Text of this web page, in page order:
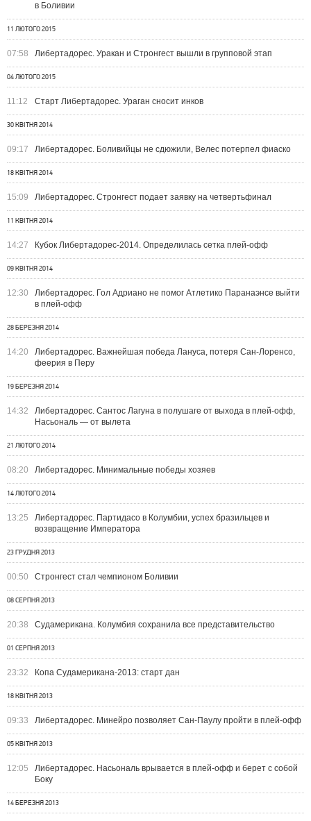
в Боливии
11 ЛЮТОГО 2015
07:58 Либертадорес. Уракан и Стронгест вышли в групповой этап
04 ЛЮТОГО 2015
11:12 Старт Либертадорес. Ураган сносит инков
30 КВІТНЯ 2014
09:17 Либертадорес. Боливийцы не сдюжили, Велес потерпел фиаско
18 КВІТНЯ 2014
15:09 Либертадорес. Стронгест подает заявку на четвертьфинал
11 КВІТНЯ 2014
14:27 Кубок Либертадорес-2014. Определилась сетка плей-офф
09 КВІТНЯ 2014
12:30
Либертадорес. Гол Адриано не помог Атлетико Паранаэнсе выйти
в плей-офф
28 БЕРЕЗНЯ 2014
14:20
Либертадорес. Важнейшая победа Лануса, потеря Сан-Лоренсо,
феерия в Перу
19 БЕРЕЗНЯ 2014
14:32
Либертадорес. Сантос Лагуна в полушаге от выхода в плей-офф,
Насьональ — от вылета
21 ЛЮТОГО 2014
08:20 Либертадорес. Минимальные победы хозяев
14 ЛЮТОГО 2014
13:25
Либертадорес. Партидасо в Колумбии, успех бразильцев и
возвращение Императора
23 ГРУДНЯ 2013
00:50 Стронгест стал чемпионом Боливии
08 СЕРПНЯ 2013
20:38 Судамерикана. Колумбия сохранила все представительство
01 СЕРПНЯ 2013
23:32 Копа Судамерикана-2013: старт дан
18 КВІТНЯ 2013
09:33 Либертадорес. Минейро позволяет Сан-Паулу пройти в плей-офф
05 КВІТНЯ 2013
12:05
Либертадорес. Насьональ врывается в плей-офф и берет с собой
Боку
14 БЕРЕЗНЯ 2013